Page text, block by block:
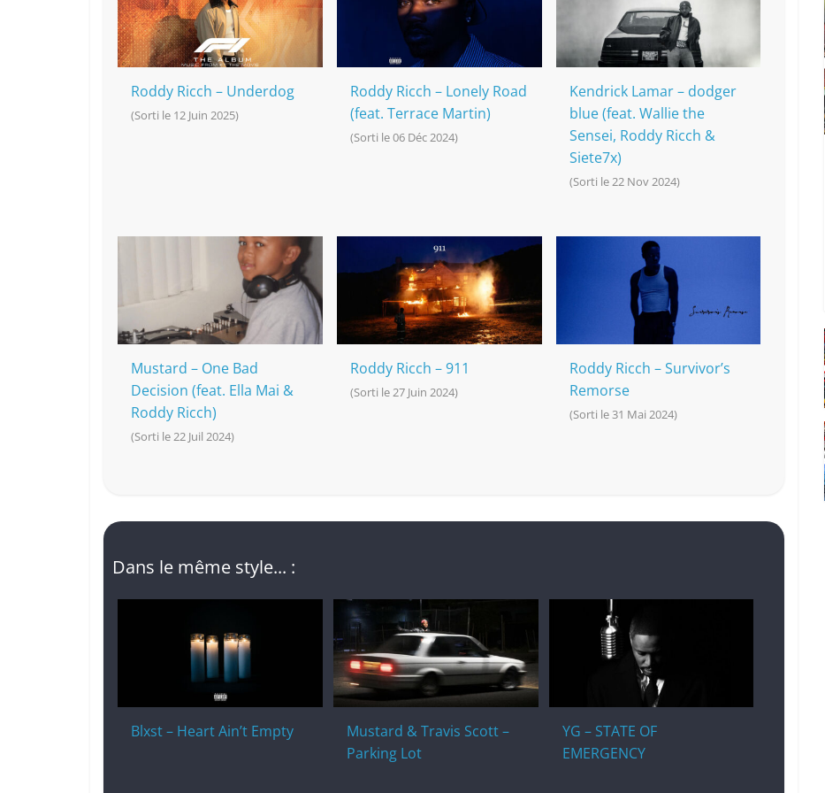
k
Roddy Ricch – Underdog
(Sorti le 12 Juin 2025)
Roddy Ricch – Lonely Road
(feat. Terrace Martin)
(Sorti le 06 Déc 2024)
Kendrick Lamar – dodger
blue (feat. Wallie the
Sensei, Roddy Ricch &
Siete7x)
(Sorti le 22 Nov 2024)
Mustard – One Bad
Decision (feat. Ella Mai &
Roddy Ricch)
(Sorti le 22 Juil 2024)
Roddy Ricch – 911
(Sorti le 27 Juin 2024)
Roddy Ricch – Survivor’s
Remorse
(Sorti le 31 Mai 2024)
Dans le même style... :
Blxst – Heart Ain’t Empty
Mustard & Travis Scott –
Parking Lot
YG – STATE OF
EMERGENCY